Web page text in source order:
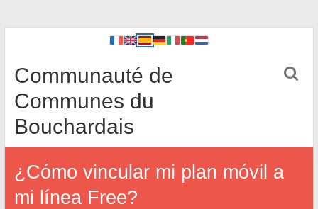
Communauté de
Communes du
Bouchardais
¿Cómo vincular mi plan móvil a
mi línea Free?